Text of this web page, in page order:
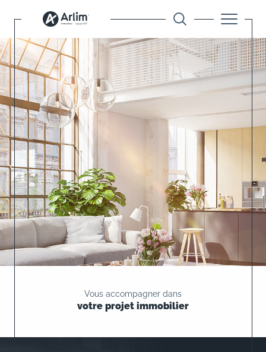
Vous accompagner dans
votre projet immobilier